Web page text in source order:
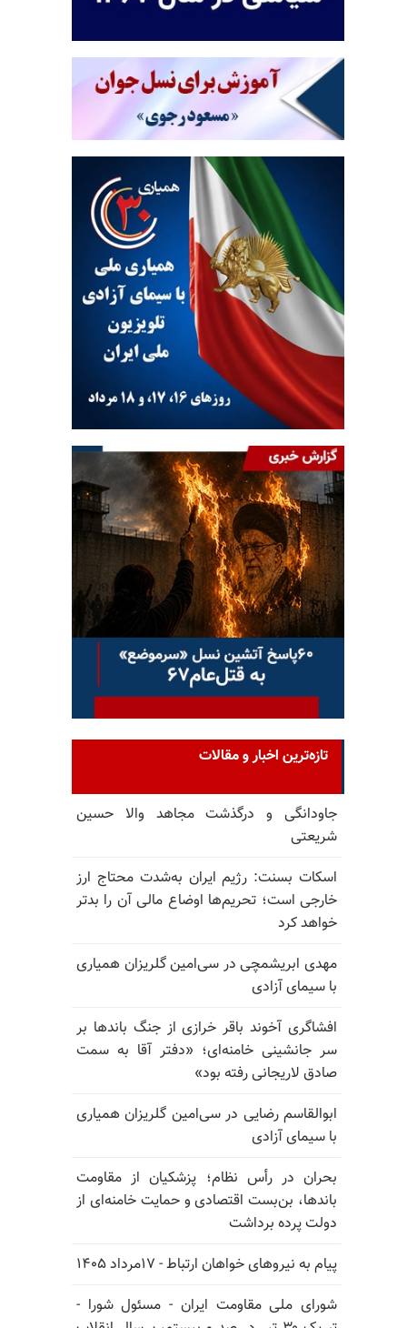
تازه‌ترین اخبار و مقالات
جاودانگی و درگذشت مجاهد والا حسین
شریعتی
اسکات بسنت: رژیم ایران به‌شدت محتاج ارز
خارجی است؛ تحریم‌ها اوضاع مالی آن را بدتر
خواهد کرد
مهدی ابریشمچی در سی‌امین گلریزان همیاری
با سیمای آزادی
افشاگری آخوند باقر خرازی از جنگ باندها بر
سر جانشینی خامنه‌ای؛ «دفتر آقا به سمت
صادق لاریجانی رفته بود»
ابوالقاسم رضایی در سی‌امین گلریزان همیاری
با سیمای آزادی
بحران در رأس نظام؛ پزشکیان از مقاومت
باندها، بن‌بست اقتصادی و حمایت خامنه‌ای از
دولت پرده برداشت
پیام به نیروهای خواهان ارتباط - ۱۷مرداد ۱۴۰۵
شورای ملی مقاومت ایران - مسئول شورا -